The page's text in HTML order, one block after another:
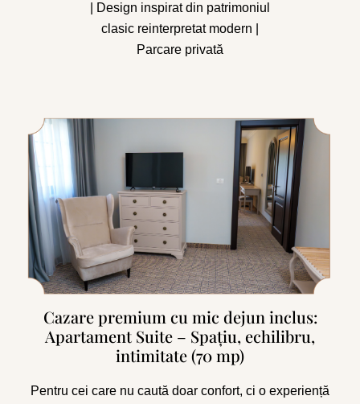
| Design inspirat din patrimoniul
clasic reinterpretat modern |
Parcare privată
Cazare premium cu mic dejun inclus:
Apartament Suite – Spațiu, echilibru,
intimitate (70 mp)
Pentru cei care nu caută doar confort, ci o experiență